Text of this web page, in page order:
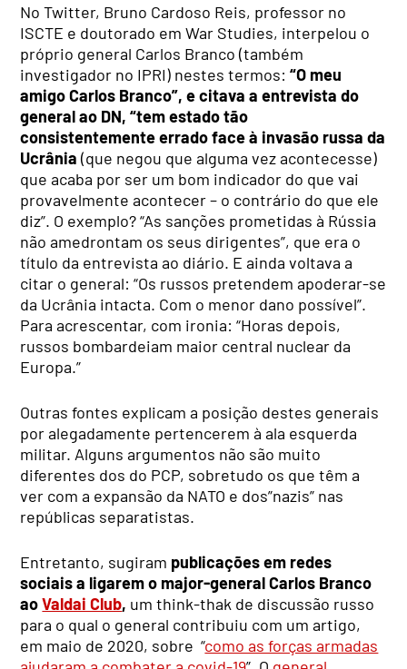
No Twitter, Bruno Cardoso Reis, professor no
ISCTE e doutorado em War Studies, interpelou o
próprio general Carlos Branco (também
investigador no IPRI) nestes termos:“O meu
amigo Carlos Branco”, e citava a entrevista do
general ao DN, “tem estado tão
consistentemente errado face à invasão russa da
Ucrânia(que negou que alguma vez acontecesse)
que acaba por ser um bom indicador do que vai
provavelmente acontecer – o contrário do que ele
diz”. O exemplo? “As sanções prometidas à Rússia
não amedrontam os seus dirigentes”, que era o
título da entrevista ao diário. E ainda voltava a
citar o general: “Os russos pretendem apoderar-se
da Ucrânia intacta. Com o menor dano possível”.
Para acrescentar, com ironia: “Horas depois,
russos bombardeiam maior central nuclear da
Europa.”
Outras fontes explicam a posição destes generais
por alegadamente pertencerem à ala esquerda
militar. Alguns argumentos não são muito
diferentes dos do PCP, sobretudo os que têm a
ver com a expansão da NATO e dos”nazis” nas
repúblicas separatistas.
Entretanto, sugiram publicações em redes
sociais a ligarem o major-general Carlos Branco
aoValdai Club, um think-thak de discussão russo
para o qual o general contribuiu com um artigo,
em maio de 2020, sobre “como as forças armadas